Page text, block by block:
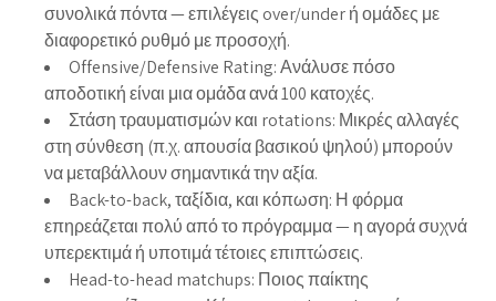
συνολικά πόντα — επιλέγεις over/under ή ομάδες με
διαφορετικό ρυθμό με προσοχή.
Offensive/Defensive Rating: Ανάλυσε πόσο
αποδοτική είναι μια ομάδα ανά 100 κατοχές.
Στάση τραυματισμών και rotations: Μικρές αλλαγές
στη σύνθεση (π.χ. απουσία βασικού ψηλού) μπορούν
να μεταβάλλουν σημαντικά την αξία.
Back-to-back, ταξίδια, και κόπωση: Η φόρμα
επηρεάζεται πολύ από το πρόγραμμα — η αγορά συχνά
υπερεκτιμά ή υποτιμά τέτοιες επιπτώσεις.
Head-to-head matchups: Ποιος παίκτης